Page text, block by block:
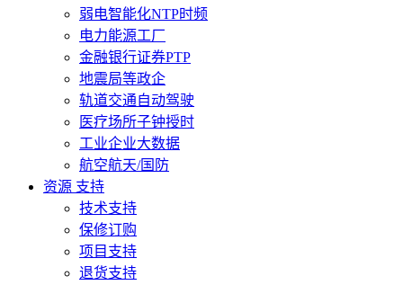
弱电智能化NTP时频
电力能源工厂
金融银行证券PTP
地震局等政企
轨道交通自动驾驶
医疗场所子钟授时
工业企业大数据
航空航天/国防
资源 支持
技术支持
保修订购
项目支持
退货支持